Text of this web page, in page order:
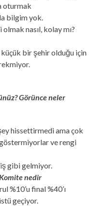
oturmak
bilgim yok.
nasıl, kolay mı?
bir şehir olduğu için
Görünce neler
hissettirmedi ama çok
ve rengi
gibi gelmiyor.
Komite nedir
%10’u final %40’ı
geçiyor.